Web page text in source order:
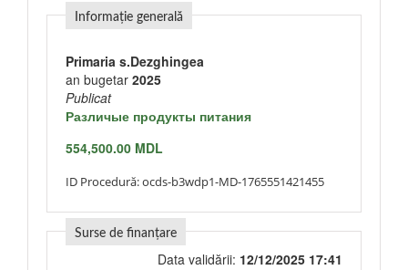
Informație generală
Primaria s.Dezghingea
an bugetar 2025
Publicat
Различые продукты питания
554,500.00 MDL
ID Procedură:ocds-b3wdp1-MD-1765551421455
Surse de finanțare
Data validării: 12/12/2025 17:41